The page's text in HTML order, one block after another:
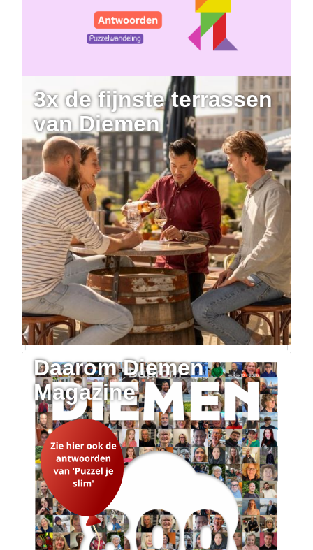
3x de fijnste terrassen
van Diemen
Daarom Diemen
Magazine